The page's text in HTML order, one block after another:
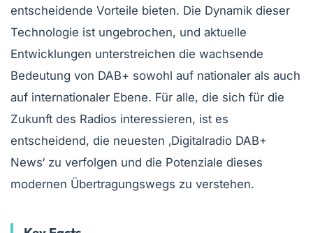
entscheidende Vorteile bieten. Die Dynamik dieser
Technologie ist ungebrochen, und aktuelle
Entwicklungen unterstreichen die wachsende
Bedeutung von DAB+ sowohl auf nationaler als auch
auf internationaler Ebene. Für alle, die sich für die
Zukunft des Radios interessieren, ist es
entscheidend, die neuesten ‚Digitalradio DAB+
News‘ zu verfolgen und die Potenziale dieses
modernen Übertragungswegs zu verstehen.